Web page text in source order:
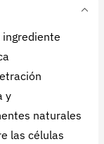
ingrediente
y
naturales
las células